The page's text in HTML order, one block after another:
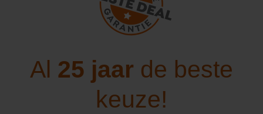
Al 25 jaar de beste
keuze!